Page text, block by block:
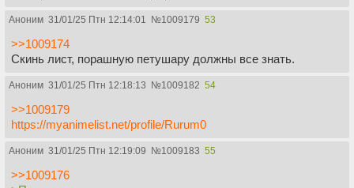
Аноним 31/01/25 Птн 12:14:01 №1009179 53
>>1009174
Скинь лист, порашную петушару должны все знать.
Аноним 31/01/25 Птн 12:18:13 №1009182 54
>>1009179
https://myanimelist.net/profile/Rurum0
Аноним 31/01/25 Птн 12:19:09 №1009183 55
>>1009176